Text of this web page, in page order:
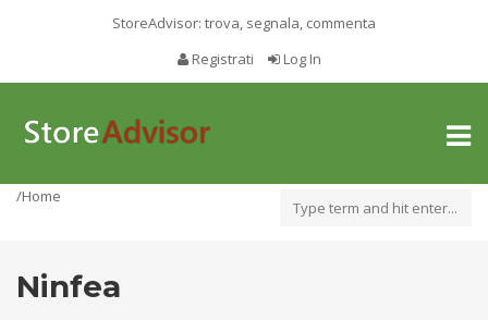
StoreAdvisor: trova, segnala, commenta
Registrati
Log In
Toggle
/Home
Ninfea